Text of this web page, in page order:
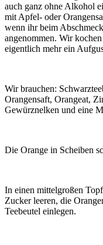
auch ganz ohne Alkohol
mit Apfel- oder
wenn ihr beim
angenommen. Wir
eigentlich mehr ein
Wir brauchen:
Orangensaft, Orangeat,
Gewürznelken und eine
Die Orange in Scheiben
In einen mittelgroßen
Zucker leeren, die
Teebeutel einlegen.